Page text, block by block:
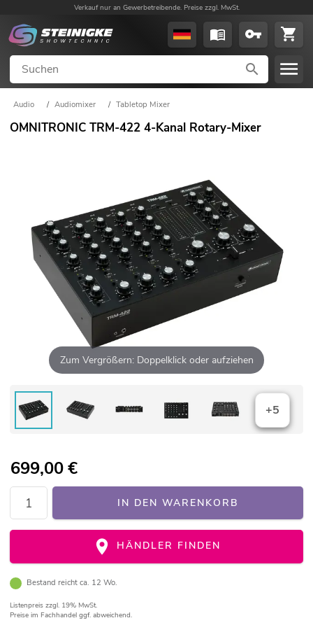
Verkauf nur an Gewerbetreibende. Preise zzgl. MwSt.
Audio / Audiomixer / Tabletop Mixer
OMNITRONIC TRM-422 4-Kanal Rotary-Mixer
Zum Vergrößern: Doppelklick oder aufziehen
+5
699,00€
IN DEN WARENKORB
HÄNDLER FINDEN
Bestand reicht ca. 12 Wo.
Listenpreis zzgl. 19% MwSt.
Preise im Fachhandel ggf. abweichend.